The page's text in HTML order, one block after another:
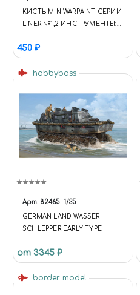
КИСТЬ MINIWARPAINT СЕРИИ
LINER №1,2 ИНСТРУМЕНТЫ:
450 ₽
hobbyboss
Арт. 82465 1/35
GERMAN LAND-WASSER-
SCHLEPPER EARLY TYPE
от 3345 ₽
border model